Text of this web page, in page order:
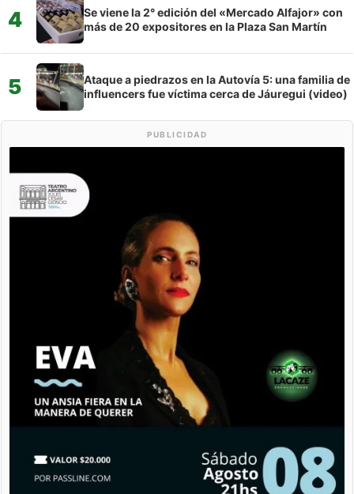
4
Se viene la 2° edición del «Mercado Alfajor» con
más de 20 expositores en la Plaza San Martín
5
Ataque a piedrazos en la Autovía 5: una familia de
influencers fue víctima cerca de Jáuregui (video)
PUBLICIDAD